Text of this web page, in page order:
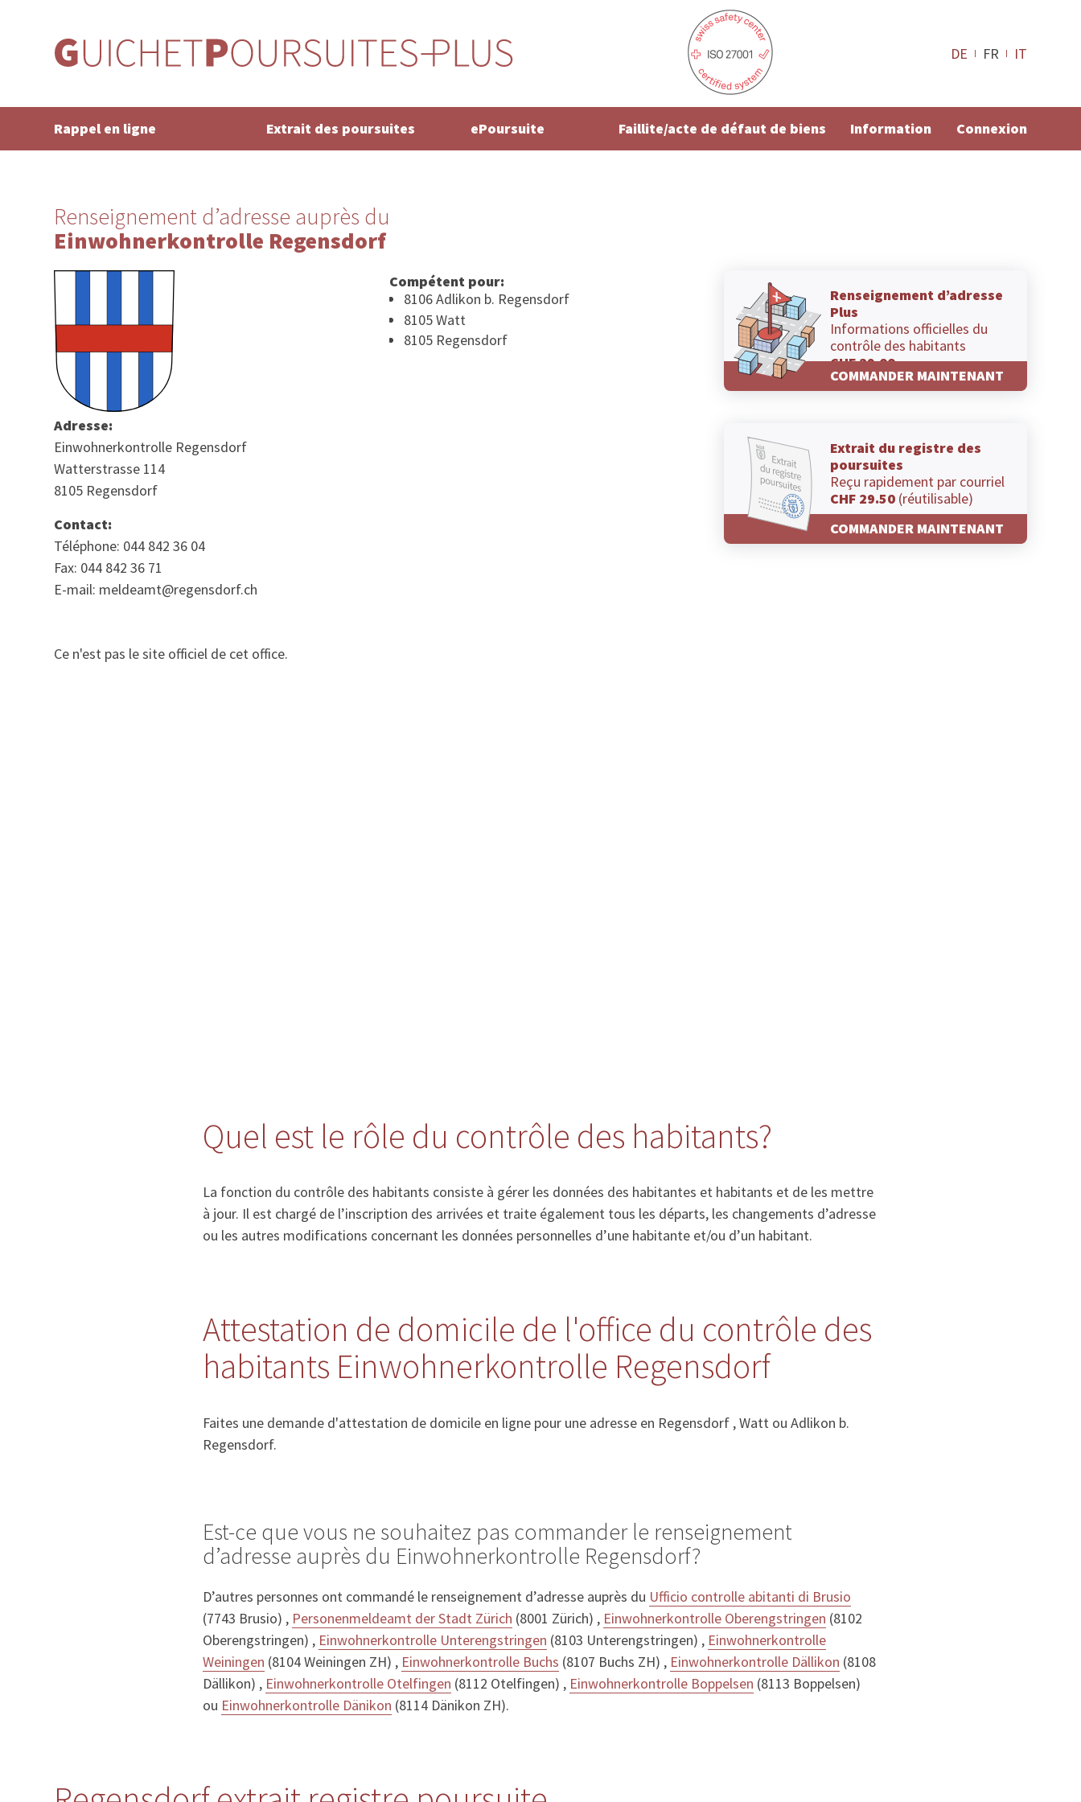
DE FR IT
Rappel en ligne Extrait des poursuites ePoursuite Faillite/acte de défaut de biens Information Connexion
Renseignement d’adresse auprès du
Einwohnerkontrolle Regensdorf
Adresse:
Einwohnerkontrolle Regensdorf
Watterstrasse 114
8105 Regensdorf
Contact:
Téléphone: 044 842 36 04
Fax: 044 842 36 71
E-mail: meldeamt@regensdorf.ch
Compétent pour:
8106 Adlikon b. Regensdorf
8105 Watt
8105 Regensdorf
Renseignement d’adresse
Plus
Informations officielles du
contrôle des habitants
CHF 29.00
COMMANDER MAINTENANT
Extrait du registre des
poursuites
Reçu rapidement par courriel
CHF 29.50 (réutilisable)
COMMANDER MAINTENANT
Ce n'est pas le site officiel de cet office.
Quel est le rôle du contrôle des habitants?
La fonction du contrôle des habitants consiste à gérer les données des habitantes et habitants et de les mettre
à jour. Il est chargé de l’inscription des arrivées et traite également tous les départs, les changements d’adresse
ou les autres modifications concernant les données personnelles d’une habitante et/ou d’un habitant.
Attestation de domicile de l'office du contrôle des
habitants Einwohnerkontrolle Regensdorf
Faites une demande d'attestation de domicile en ligne pour une adresse en Regensdorf , Watt ou Adlikon b.
Regensdorf.
Est-ce que vous ne souhaitez pas commander le renseignement
d’adresse auprès du Einwohnerkontrolle Regensdorf?
D’autres personnes ont commandé le renseignement d’adresse auprès du Ufficio controlle abitanti di Brusio
(7743 Brusio) , Personenmeldeamt der Stadt Zürich (8001 Zürich) , Einwohnerkontrolle Oberengstringen (8102
Oberengstringen) , Einwohnerkontrolle Unterengstringen (8103 Unterengstringen) , Einwohnerkontrolle
Weiningen (8104 Weiningen ZH) , Einwohnerkontrolle Buchs (8107 Buchs ZH) , Einwohnerkontrolle Dällikon (8108
Dällikon) , Einwohnerkontrolle Otelfingen (8112 Otelfingen) , Einwohnerkontrolle Boppelsen (8113 Boppelsen)
ou Einwohnerkontrolle Dänikon (8114 Dänikon ZH).